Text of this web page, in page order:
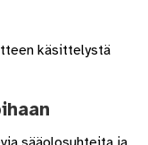
käsittelystä